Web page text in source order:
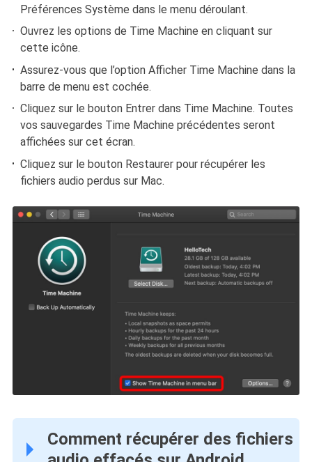
Préférences Système dans le menu déroulant.
Ouvrez les options de Time Machine en cliquant sur
cette icône.
Assurez-vous que l’option Afficher Time Machine dans la
barre de menu est cochée.
Cliquez sur le bouton Entrer dans Time Machine. Toutes
vos sauvegardes Time Machine précédentes seront
affichées sur cet écran.
Cliquez sur le bouton Restaurer pour récupérer les
fichiers audio perdus sur Mac.
Comment récupérer des fichiers